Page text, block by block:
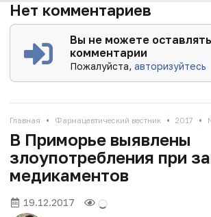
Нет комментариев
Вы не можете оставлять
комментарии
Пожалуйста,авторизуйтесь
Главная • Фармацевтический вестник • 2017 •
В Приморье выявлены
злоупотребления при
медикаментов
19.12.2017